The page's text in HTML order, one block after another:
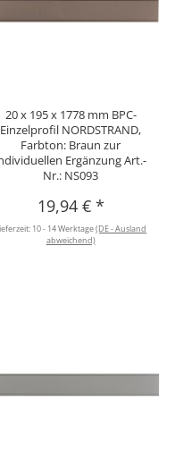
20 x 195 x 1778 mm BPC-
Einzelprofil NORDSTRAND,
Farbton: Braun zur
Ergänzung Art.-
Nr.: NS093
19,94 € *
10 - 14 Werktage(DE - Ausland
abweichend)